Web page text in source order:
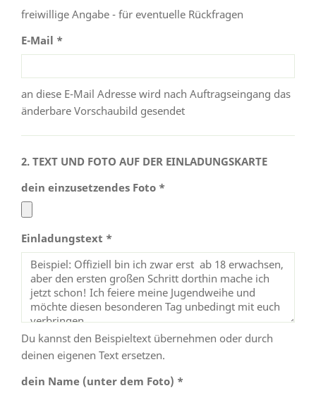
freiwillige Angabe - für eventuelle Rückfragen
E-Mail *
an diese E-Mail Adresse wird nach Auftragseingang das
änderbare Vorschaubild gesendet
2. TEXT UND FOTO AUF DER EINLADUNGSKARTE
dein einzusetzendes Foto *
Einladungstext *
Du kannst den Beispieltext übernehmen oder durch
deinen eigenen Text ersetzen.
dein Name (unter dem Foto) *